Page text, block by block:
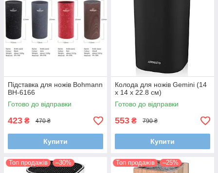
Підставка для ножів Bohmann
BH-6166
Готово до відправки
423 ₴ 470 ₴
Купити
Колода для ножів Gemini (14
x 14 x 22.8 см)
Готово до відправки
553 ₴ 790 ₴
Купити
Топ продажів –30% Топ продажів –25%